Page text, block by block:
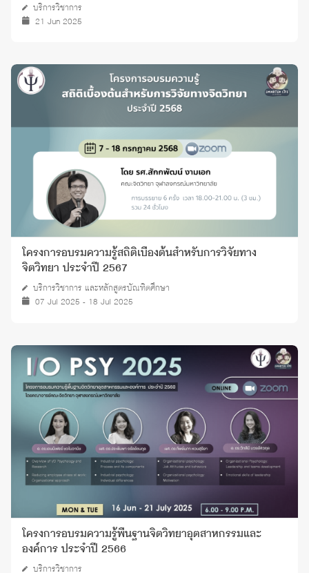
บริการวิชาการ
21 Jun 2025
โครงการอบรมความรู้สถิติเบื้องต้นสำหรับการวิจัยทาง
จิตวิทยา ประจำปี 2567
บริการวิชาการ และหลักสูตรบัณฑิตศึกษา
07 Jul 2025 - 18 Jul 2025
โครงการอบรมความรู้พื้นฐานจิตวิทยาอุตสาหกรรมและ
องค์การ ประจำปี 2566
บริการวิชาการ